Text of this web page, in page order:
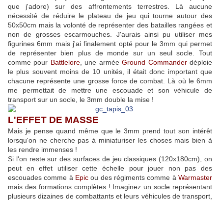
que j'adore) sur des affrontements terrestres. Là aucune
nécessité de réduire le plateau de jeu qui tourne autour des
50x50cm mais la volonté de représenter des batailles rangées et
non de grosses escarmouches. J'aurais ainsi pu utiliser mes
figurines 6mm mais j'ai finalement opté pour le 3mm qui permet
de représenter bien plus de monde sur un seul socle. Tout
comme pour Battlelore, une arméeGround Commanderdéploie
le plus souvent moins de 10 unités, il était donc important que
chacune représente une grosse force de combat. Là où le 6mm
me permettait de mettre une escouade et son véhicule de
transport sur un socle, le 3mm double la mise !
L'EFFET DE MASSE
Mais je pense quand même que le 3mm prend tout son intérêt
lorsqu'on ne cherche pas à miniaturiser les choses mais bien à
les rendre immenses !
Si l'on reste sur des surfaces de jeu classiques (120x180cm), on
peut en effet utiliser cette échelle pour jouer non pas des
escouades comme à Epic ou des régiments comme à Warmaster
mais des formations complètes ! Imaginez un socle représentant
plusieurs dizaines de combattants et leurs véhicules de transport,